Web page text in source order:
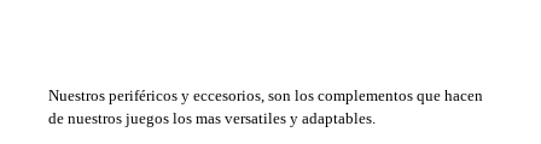
Nuestros periféricos y eccesorios, son los complementos que hacen
de nuestros juegos los mas versatiles y adaptables.